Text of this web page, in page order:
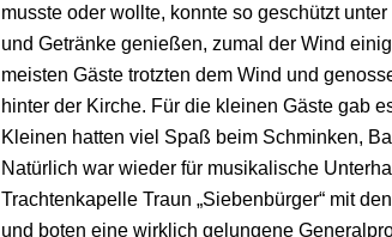
musste oder wollte, konnte so geschützt
und Getränke genießen, zumal der Wind
meisten Gäste trotzten dem Wind und
hinter der Kirche. Für die kleinen Gäste gab
Kleinen hatten viel Spaß beim Schminken,
Natürlich war wieder für musikalische
Trachtenkapelle Traun „Siebenbürger“ mit
und boten eine wirklich gelungene